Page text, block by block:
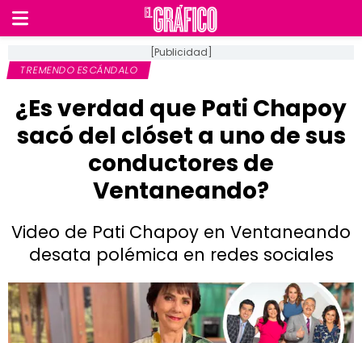
[Publicidad]
TREMENDO ESCÁNDALO
¿Es verdad que Pati Chapoy
sacó del clóset a uno de sus
conductores de
Ventaneando?
Video de Pati Chapoy en Ventaneando
desata polémica en redes sociales